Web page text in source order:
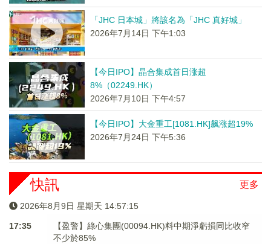
「JHC 日本城」將該名為「JHC 真好城」
2026年7月14日 下午1:03
【今日IPO】晶合集成首日涨超
8%（02249.HK）
2026年7月10日 下午4:57
【今日IPO】大金重工[1081.HK]飙涨超19%
2026年7月24日 下午5:36
更多
快訊
2026年8月9日 星期天 14:57:16
17:35
【盈警】綠心集團(00094.HK)料中期淨虧損同比收窄
不少於85%